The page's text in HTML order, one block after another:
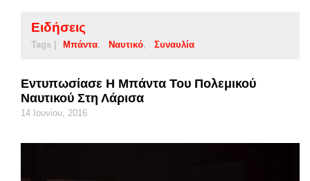
Ειδήσεις
Tags | Μπάντα Ναυτικό Συναυλία
Εντυπωσίασε Η Μπάντα Του Πολεμικού
Ναυτικού Στη Λάρισα
14 Ιουνίου, 2016